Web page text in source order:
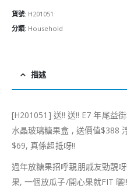
貨號: H201051
分類: Household
描述
[H201051] 送!! 送!! E7 年尾益
水晶玻璃糖果盒 , 送價值$388
$69, 真係超抵呀!!
過年放糖果招呼親朋戚友勁靚
果, 一個放瓜子/開心果就FIT 曬!!